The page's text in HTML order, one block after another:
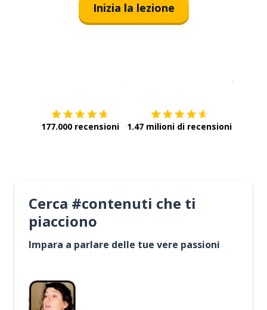
Inizia la lezione
177.000 recensioni 1.47 milioni di recensioni
Cerca #contenuti che ti
piacciono
Impara a parlare delle tue vere passioni